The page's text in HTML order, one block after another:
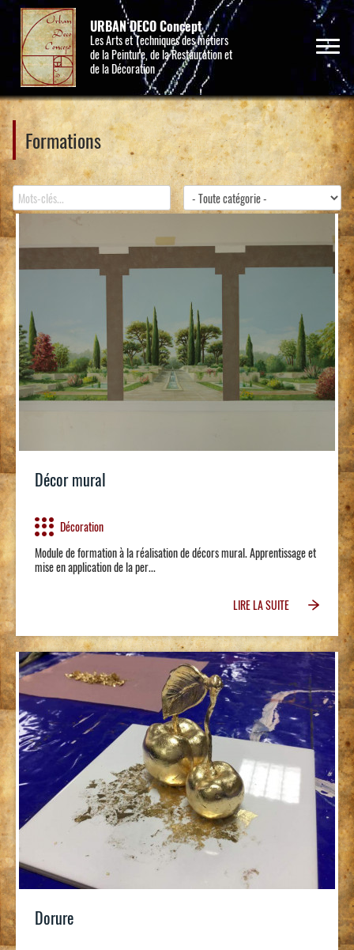
URBAN DECO Concept
Les Arts et Techniques des métiers
de la Peinture, de la Restauration et
de la Décoration
Formations
Décor mural
Décoration
Module de formation à la réalisation de décors mural. Apprentissage et
mise en application de la per...
LIRE LA SUITE
Dorure